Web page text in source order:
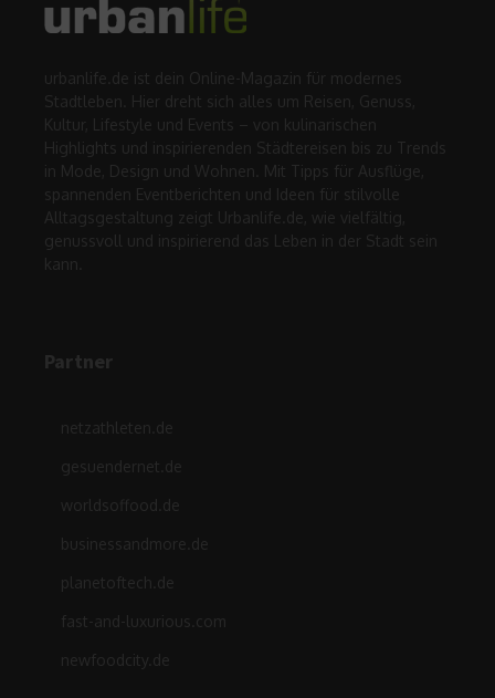
urbanlife.de ist dein Online-Magazin für modernes
Stadtleben. Hier dreht sich alles um Reisen, Genuss,
Kultur, Lifestyle und Events – von kulinarischen
Highlights und inspirierenden Städtereisen bis zu Trends
in Mode, Design und Wohnen. Mit Tipps für Ausflüge,
spannenden Eventberichten und Ideen für stilvolle
Alltagsgestaltung zeigt Urbanlife.de, wie vielfältig,
genussvoll und inspirierend das Leben in der Stadt sein
kann.
Partner
netzathleten.de
gesuendernet.de
worldsoffood.de
businessandmore.de
planetoftech.de
fast-and-luxurious.com
newfoodcity.de